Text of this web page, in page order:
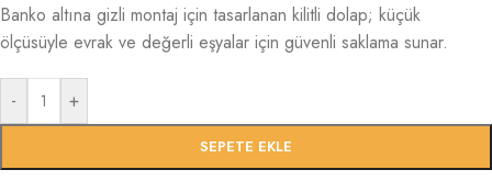
Banko altına gizli montaj için tasarlanan kilitli dolap; küçük
ölçüsüyle evrak ve değerli eşyalar için güvenli saklama sunar.
- +
SEPETE EKLE